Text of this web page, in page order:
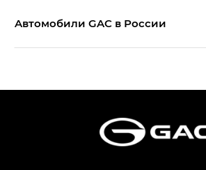
Aвтомобили GAC в России
Эс Икс ПРЕМИУМ — SX
S7 — Эс 7 (S7) в комплектациях
Эс Икс ПРЕМИУМ — SX